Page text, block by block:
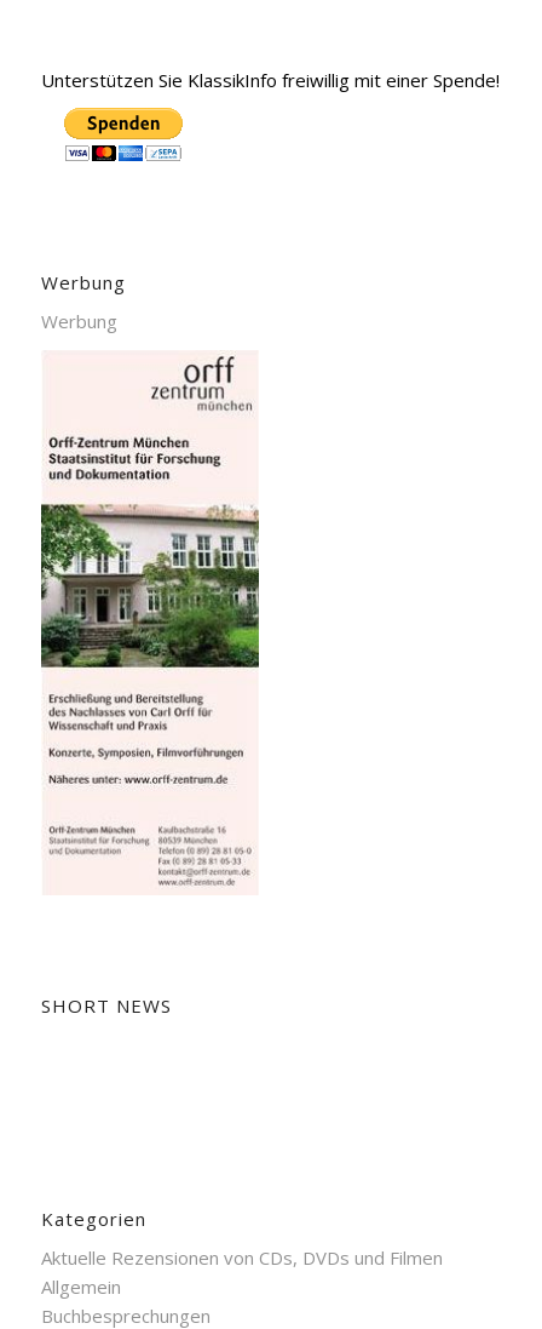
Unterstützen Sie KlassikInfo freiwillig mit einer Spende!
Werbung
Werbung
SHORT NEWS
Kategorien
Aktuelle Rezensionen von CDs, DVDs und Filmen
Allgemein
Buchbesprechungen